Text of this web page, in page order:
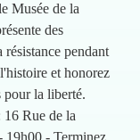
Musée de la
des
pendant
et honorez
pour la liberté.
16 Rue de la
19h00 - Terminez